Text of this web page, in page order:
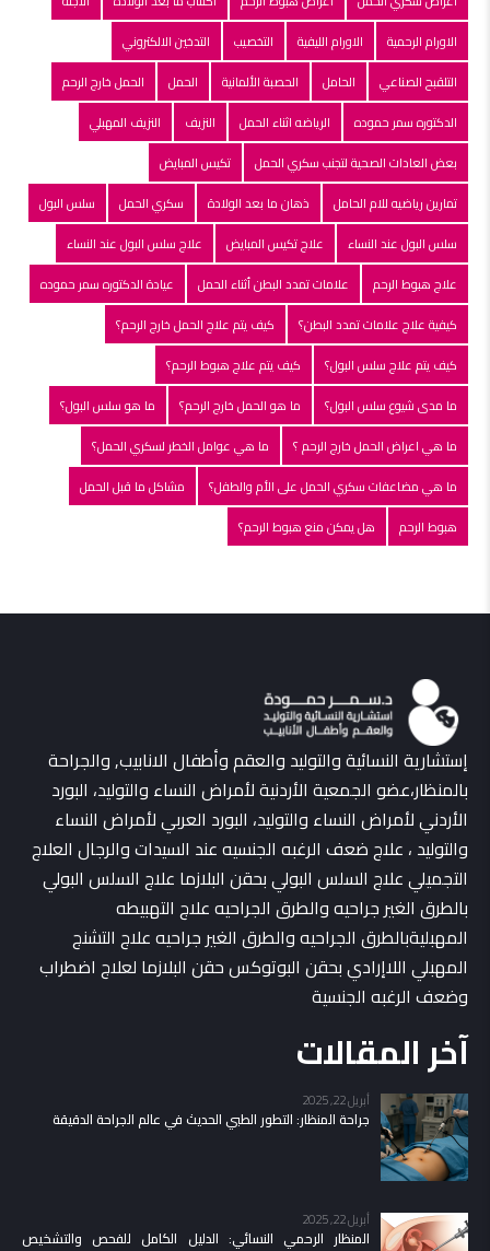
الاورام الرحمية
الاورام الليفية التخصيب
التدخين الالكتروني
التلقبح الصناعي
الحامل الحصبة الألمانية الحمل
الحمل خارج الرحم
الدكتوره سمر حموده
الرياضه اثناء الحمل النزيف
النزيف المهبلي
بعض العادات الصحية لتجنب سكري الحمل
تكيس المبايض
تمارين رياضيه للام الحامل
ذهان ما بعد الولادة سكري الحمل
سلس البول
سلس البول عند النساء
علاج تكيس المبايض
علاج سلس البول عند النساء
علاج هبوط الرحم
علامات تمدد البطن أثناء الحمل
عيادة الدكتوره سمر حموده
كيفية علاج علامات تمدد البطن؟
كيف يتم علاج الحمل خارج الرحم؟
كيف يتم علاج سلس البول؟
كيف يتم علاج هبوط الرحم؟
ما مدى شيوع سلس البول؟
ما هو الحمل خارج الرحم؟
ما هو سلس البول؟
ما هي اعراض الحمل خارج الرحم ؟
ما هي عوامل الخطر لسكري الحمل؟
ما هي مضاعفات سكري الحمل على الأم والطفل؟
مشاكل ما قبل الحمل
هبوط الرحم
هل يمكن منع هبوط الرحم؟
إستشارية النسائية والتوليد والعقم وأطفال الانابيب, والجراحة
بالمنظار،عضو الجمعية الأردنية لأمراض النساء والتوليد، البورد
الأردني لأمراض النساء والتوليد، البورد العربي لأمراض النساء
والتوليد ، علاج ضعف الرغبه الجنسيه عند السيدات والرجال العلاج
التجميلي علاج السلس البولي بحقن البلازما علاج السلس البولي
بالطرق الغير جراحيه والطرق الجراحيه علاج التهبيطه
المهبليةبالطرق الجراحيه والطرق الغير جراحيه علاج التشنج
المهبلي اللاإرادي بحقن البوتوكس حقن البلازما لعلاج اضطراب
وضعف الرغبه الجنسية
آخر المقالات
أبريل 22, 2025
جراحة المنظار: التطور الطبي الحديث في عالم الجراحة الدقيقة
أبريل 22, 2025
المنظار الرحمي النسائي: الدليل الكامل للفحص والتشخيص